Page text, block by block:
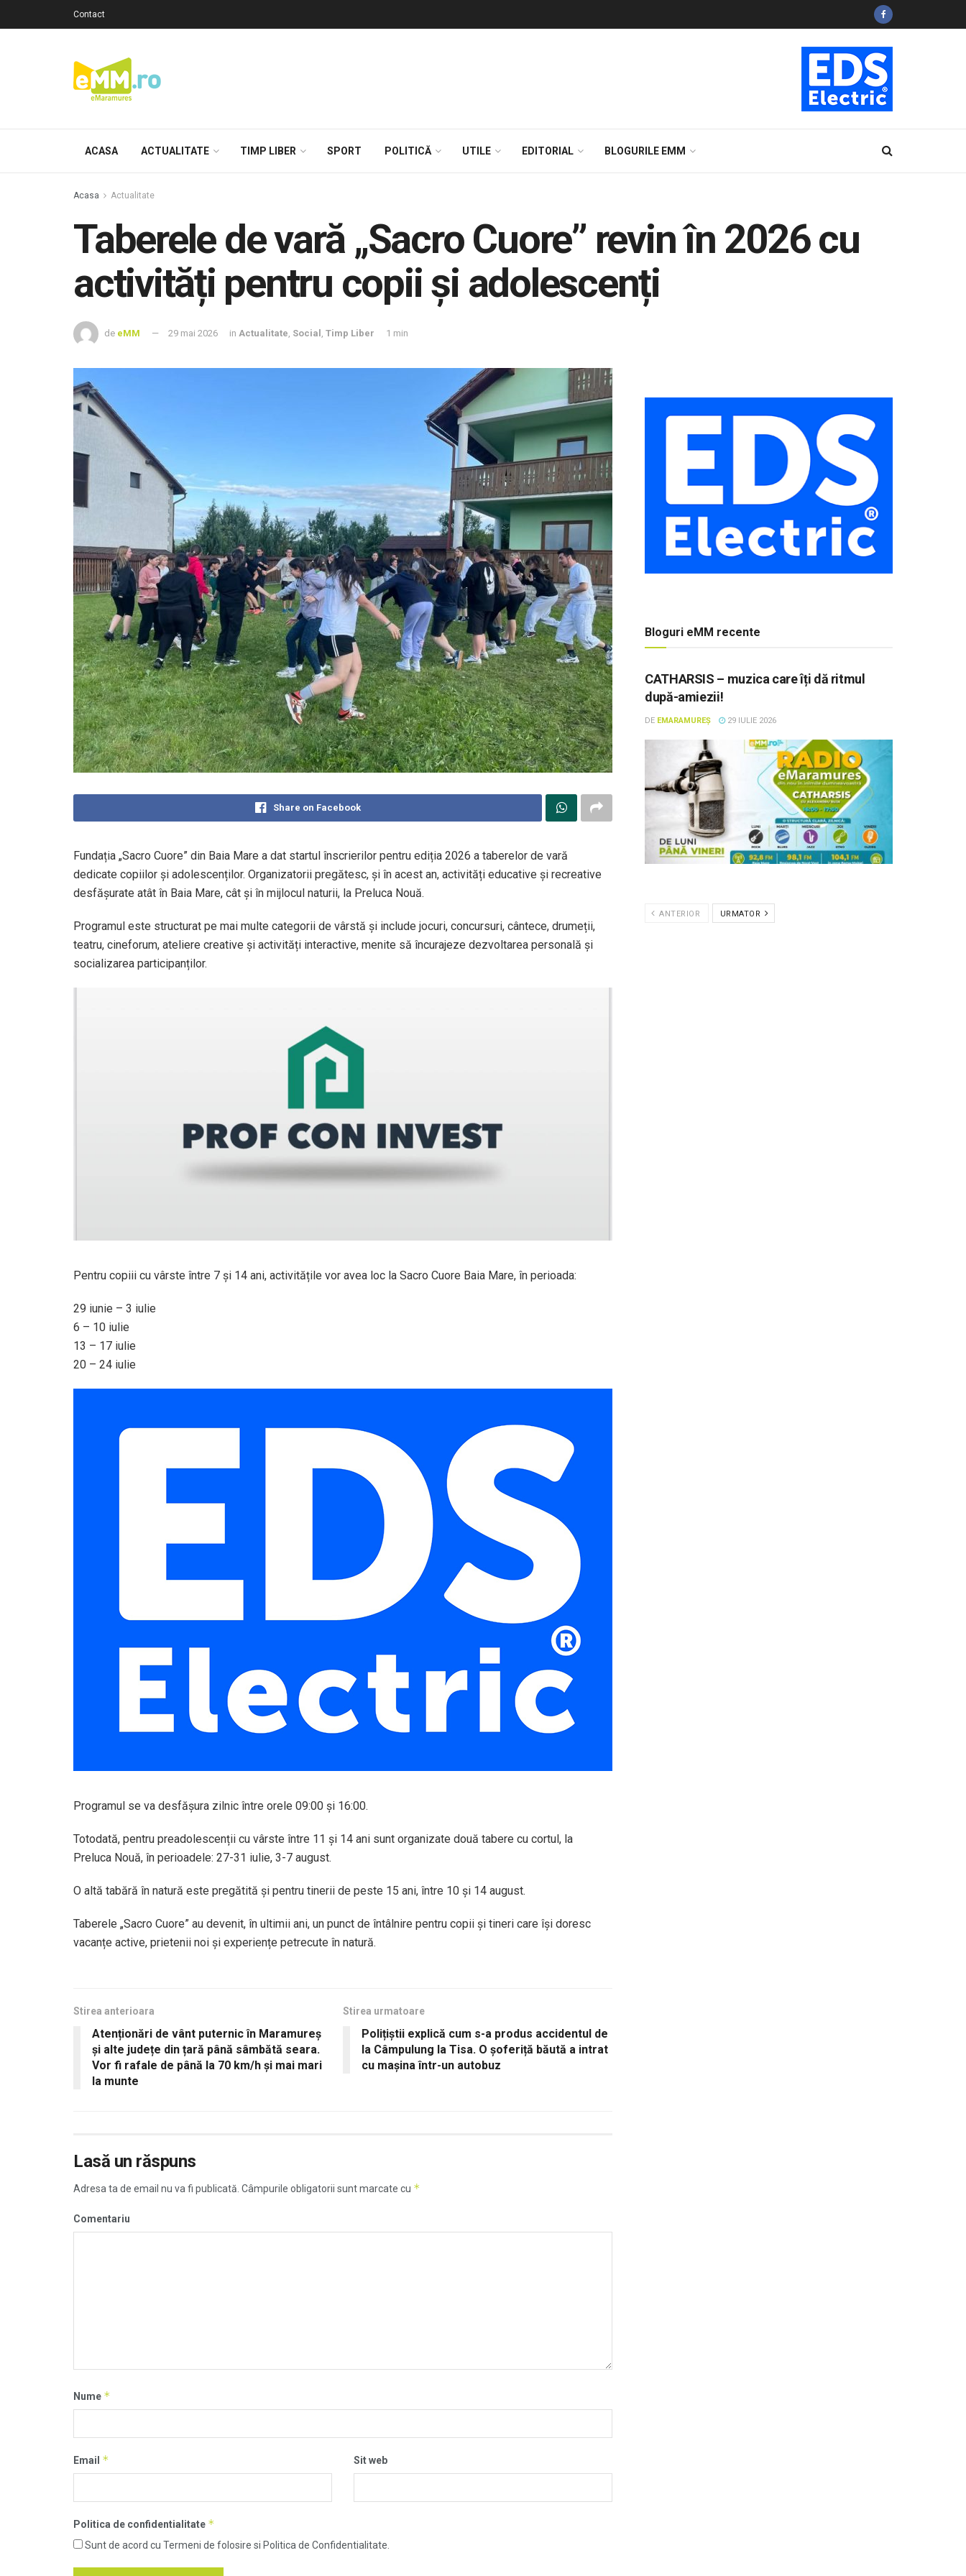
Contact
ACASA ACTUALITATE TIMP LIBER SPORT POLITICĂ UTILE EDITORIAL BLOGURILE EMM
Acasa Actualitate
Taberele de vară „Sacro Cuore” revin în 2026 cu
activități pentru copii și adolescenți
de eMM 29 mai 2026 in Actualitate, Social , Timp Liber 1 min
Share on Facebook
Fundația „Sacro Cuore” din Baia Mare a dat startul înscrierilor pentru ediția 2026 a taberelor de vară
dedicate copiilor și adolescenților. Organizatorii pregătesc, și în acest an, activități educative și recreative
desfășurate atât în Baia Mare, cât și în mijlocul naturii, la Preluca Nouă.
Programul este structurat pe mai multe categorii de vârstă și include jocuri, concursuri, cântece, drumeții,
teatru, cineforum, ateliere creative și activități interactive, menite să încurajeze dezvoltarea personală și
socializarea participanților.
Pentru copiii cu vârste între 7 și 14 ani, activitățile vor avea loc la Sacro Cuore Baia Mare, în perioada:
29 iunie – 3 iulie
6 – 10 iulie
13 – 17 iulie
20 – 24 iulie
Programul se va desfășura zilnic între orele 09:00 și 16:00.
Totodată, pentru preadolescenții cu vârste între 11 și 14 ani sunt organizate două tabere cu cortul, la
Preluca Nouă, în perioadele: 27-31 iulie, 3-7 august.
O altă tabără în natură este pregătită și pentru tinerii de peste 15 ani, între 10 și 14 august.
Taberele „Sacro Cuore” au devenit, în ultimii ani, un punct de întâlnire pentru copii și tineri care își doresc
vacanțe active, prietenii noi și experiențe petrecute în natură.
Stirea anterioara
Atenționări de vânt puternic în Maramureș
și alte județe din țară până sâmbătă seara.
Vor fi rafale de până la 70 km/h și mai mari
la munte
Stirea urmatoare
Polițiștii explică cum s-a produs accidentul de
la Câmpulung la Tisa. O șoferiță băută a intrat
cu mașina într-un autobuz
Lasă un răspuns
Adresa ta de email nu va fi publicată. Câmpurile obligatorii sunt marcate cu *
Comentariu
Nume *
Email * Sit web
Politica de confidentialitate *
Sunt de acord cu Termeni de folosire si Politica de Confidentialitate.
Bloguri eMM recente
CATHARSIS – muzica care îți dă ritmul
după-amiezii!
DE EMARAMUREȘ 29 IULIE 2026
ANTERIOR URMATOR